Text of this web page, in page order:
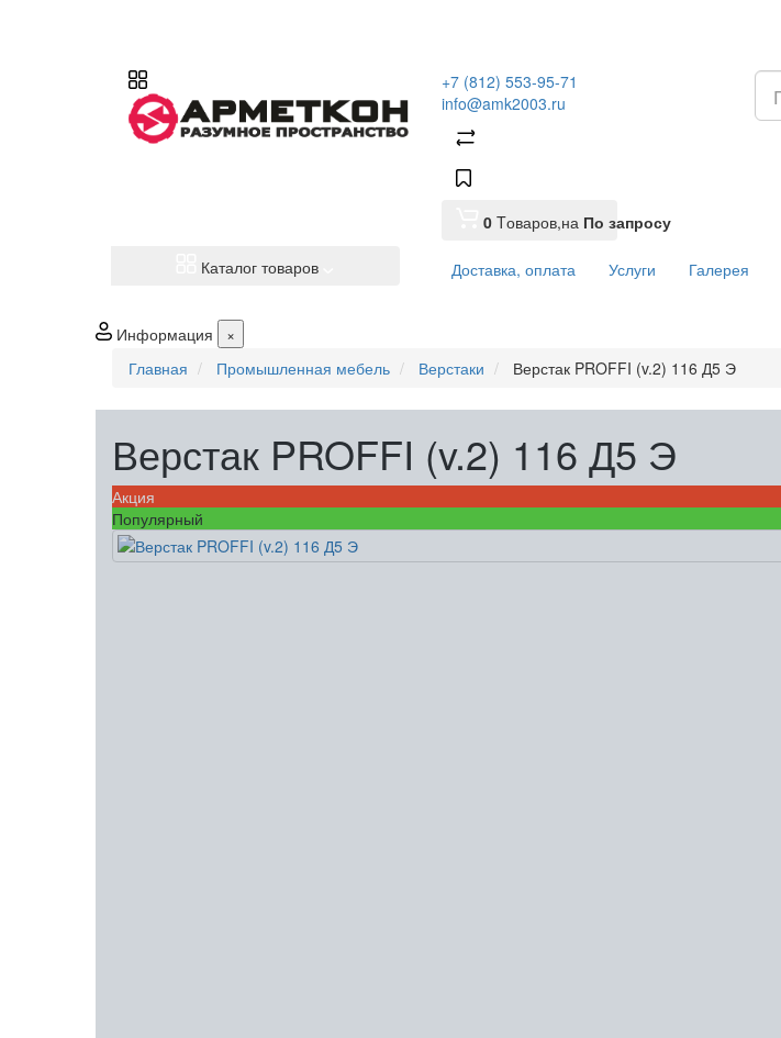
+7 (812) 553-95-71
info@amk2003.ru
0 Tоваров,на По запросу
Каталог товаров Доставка, оплата Услуги Галерея
Информация
×
Главная
Промышленная мебель Верстаки Верстак PROFFI (v.2) 116 Д5 Э
Верстак PROFFI (v.2) 116 Д5 Э
Акция
Популярный